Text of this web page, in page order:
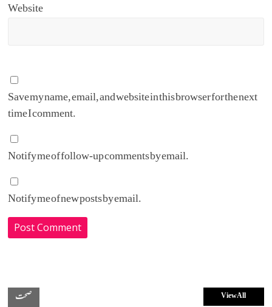
Website
Save my name, email, and website in this browser for the next
time I comment.
Notify me of follow-up comments by email.
Notify me of new posts by email.
صحت View All